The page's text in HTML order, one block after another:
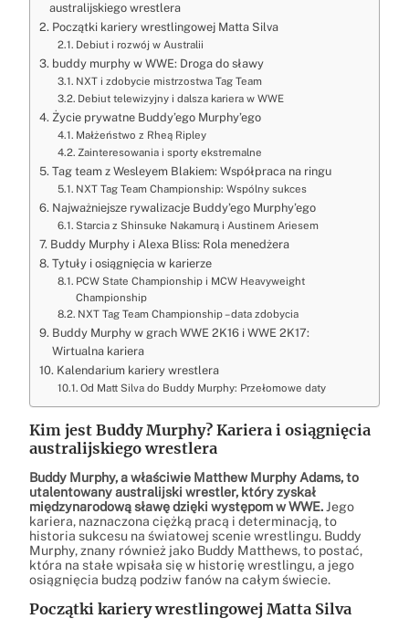
australijskiego wrestlera
Początki kariery wrestlingowej Matta Silva
Debiut i rozwój w Australii
buddy murphy w WWE: Droga do sławy
NXT i zdobycie mistrzostwa Tag Team
Debiut telewizyjny i dalsza kariera w WWE
Życie prywatne Buddy’ego Murphy’ego
Małżeństwo z Rheą Ripley
Zainteresowania i sporty ekstremalne
Tag team z Wesleyem Blakiem: Współpraca na ringu
NXT Tag Team Championship: Wspólny sukces
Najważniejsze rywalizacje Buddy’ego Murphy’ego
Starcia z Shinsuke Nakamurą i Austinem Ariesem
Buddy Murphy i Alexa Bliss: Rola menedżera
Tytuły i osiągnięcia w karierze
PCW State Championship i MCW Heavyweight
Championship
NXT Tag Team Championship – data zdobycia
Buddy Murphy w grach WWE 2K16 i WWE 2K17:
Wirtualna kariera
Kalendarium kariery wrestlera
Od Matt Silva do Buddy Murphy: Przełomowe daty
Kim jest Buddy Murphy? Kariera i osiągnięcia
australijskiego wrestlera
Buddy Murphy, a właściwie Matthew Murphy Adams, to
utalentowany australijski wrestler, który zyskał
międzynarodową sławę dzięki występom w WWE. Jego
kariera, naznaczona ciężką pracą i determinacją, to
historia sukcesu na światowej scenie wrestlingu. Buddy
Murphy, znany również jako Buddy Matthews, to postać,
która na stałe wpisała się w historię wrestlingu, a jego
osiągnięcia budzą podziw fanów na całym świecie.
Początki kariery wrestlingowej Matta Silva